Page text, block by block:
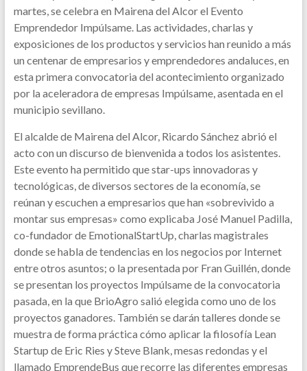
martes, se celebra en Mairena del Alcor el Evento
Emprendedor Impúlsame. Las actividades, charlas y
exposiciones de los productos y servicios han reunido a más
un centenar de empresarios y emprendedores andaluces, en
esta primera convocatoria del acontecimiento organizado
por la aceleradora de empresas Impúlsame, asentada en el
municipio sevillano.
El alcalde de Mairena del Alcor, Ricardo Sánchez abrió el
acto con un discurso de bienvenida a todos los asistentes.
Este evento ha permitido que star-ups innovadoras y
tecnológicas, de diversos sectores de la economía, se
reúnan y escuchen a empresarios que han «sobrevivido a
montar sus empresas» como explicaba José Manuel Padilla,
co-fundador de EmotionalStartUp, charlas magistrales
donde se habla de tendencias en los negocios por Internet
entre otros asuntos; o la presentada por Fran Guillén, donde
se presentan los proyectos Impúlsame de la convocatoria
pasada, en la que BrioAgro salió elegida como uno de los
proyectos ganadores. También se darán talleres donde se
muestra de forma práctica cómo aplicar la filosofía Lean
Startup de Eric Ries y Steve Blank, mesas redondas y el
llamado EmprendeBus que recorre las diferentes empresas